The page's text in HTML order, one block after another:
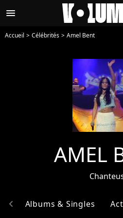
menu
Accueil Célébrités Amel Bent
AMEL
Albums & Singles
chevron_left